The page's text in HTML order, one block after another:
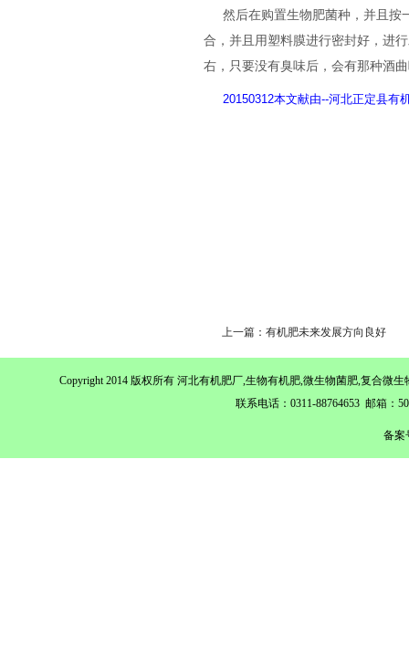
然后在购置生物肥菌种，并且按
合，并且用塑料膜进行密封好，进
右，只要没有臭味后，会有那种酒
20150312本文献由--河北正定县有
上一篇：有机肥未来发展方向良好
Copyright 2014 版权所有 河北有机肥厂,生物有机肥,微生物菌肥,复合
联系电话：0311-88764653 邮箱：
备案